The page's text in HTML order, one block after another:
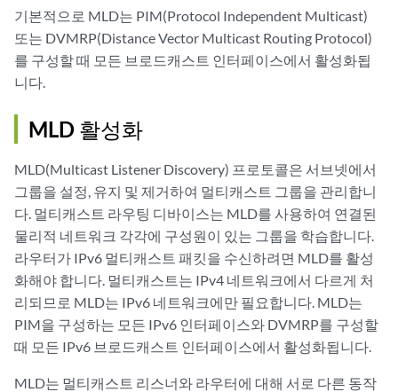
        }
version
version
maximum-transmit-rate
packets-per-second
;
query-response-interval
기본적으로 MLD는 PIM(Protocol Independent Multicast)
또는 DVMRP(Distance Vector Multicast Routing Protocol)
를 구성할 때 모든 브로드캐스트 인터페이스에서 활성화됩
니다.
MLD 활성화
MLD(Multicast Listener Discovery) 프로토콜은 서브넷에서
그룹을 설정, 유지 및 제거하여 멀티캐스트 그룹을 관리합니
다. 멀티캐스트 라우팅 디바이스는 MLD를 사용하여 연결된
물리적 네트워크 각각에 구성원이 있는 그룹을 학습합니다.
라우터가 IPv6 멀티캐스트 패킷을 수신하려면 MLD를 활성
화해야 합니다. 멀티캐스트는 IPv4 네트워크에서 다르게 처
리되므로 MLD는 IPv6 네트워크에만 필요합니다. MLD는
PIM을 구성하는 모든 IPv6 인터페이스와 DVMRP를 구성할
때 모든 IPv6 브로드캐스트 인터페이스에서 활성화됩니다.
MLD는 멀티캐스트 리스너와 라우터에 대해 서로 다른 동작